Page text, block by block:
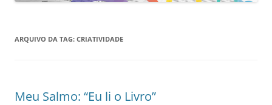
ARQUIVO DA TAG: CRIATIVIDADE
Meu Salmo: “Eu li o Livro”